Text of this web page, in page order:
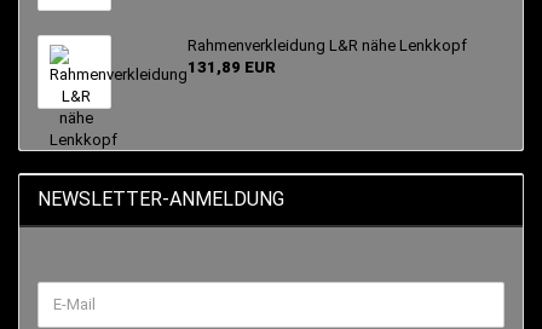
Rahmenverkleidung L&R nähe Lenkkopf
131,89 EUR
NEWSLETTER-ANMELDUNG